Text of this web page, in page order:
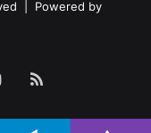
| Powered by
Instagram